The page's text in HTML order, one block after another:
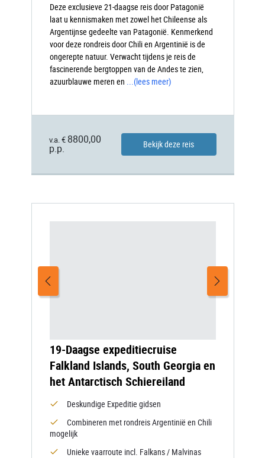
Deze exclusieve 21-daagse reis door Patagonië
laat u kennismaken met zowel het Chileense als
Argentijnse gedeelte van Patagonië. Kenmerkend
voor deze rondreis door Chili en Argentinië is de
ongerepte natuur. Verwacht tijdens je reis de
fascinerende bergtoppen van de Andes te zien,
azuurblauwe meren en ...(lees meer)
v.a. € 8800,00
p.p.
Bekijk deze reis
19-Daagse expeditiecruise
Falkland Islands, South Georgia en
het Antarctisch Schiereiland
Deskundige Expeditie gidsen
Combineren met rondreis Argentinië en Chili
mogelijk
Unieke vaarroute incl. Falkans / Malvinas